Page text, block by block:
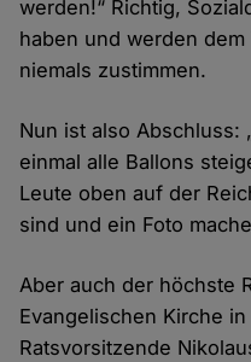
werden!“ Richtig,
haben und werden
niemals zustimmen.
Nun ist also Abschluss:
einmal alle Ballons
Leute oben auf der
sind und ein Foto
Aber auch der höchste
Evangelischen Kirche
Ratsvorsitzende